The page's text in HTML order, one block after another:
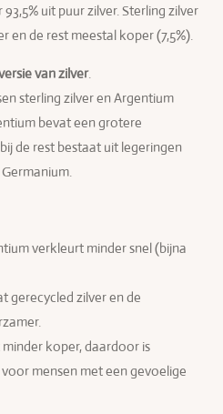
uit puur zilver. Sterling zilver
en de rest meestal koper (7,5%).
van zilver.
sterling zilver en Argentium
bevat een grotere
de rest bestaat uit legeringen
verkleurt minder snel (bijna
gerecycled zilver en de
koper, daardoor is
mensen met een gevoelige